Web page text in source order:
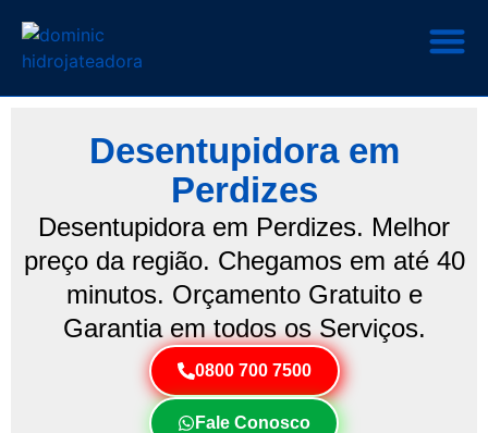
Desentupidora em
Perdizes
Desentupidora em Perdizes. Melhor
preço da região. Chegamos em até 40
minutos. Orçamento Gratuito e
Garantia em todos os Serviços.
0800 700 7500
Fale Conosco